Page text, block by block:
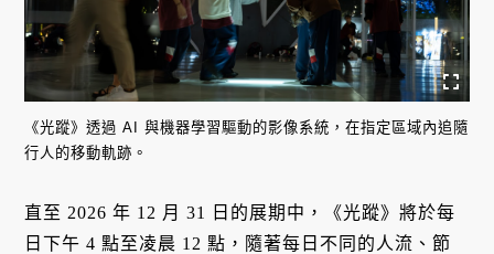
《光蹤》透過 AI 與機器學習驅動的影像系統，在指定區域內追隨
行人的移動軌跡。
直至 2026 年 12 月 31 日的展期中，《光蹤》將於每
日下午 4 點至凌晨 12 點，隨著每日不同的人流、節